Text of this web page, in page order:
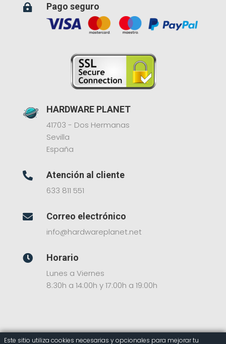
 Pago seguro
HARDWARE PLANET
41703 - Dos Hermanas
Sevilla
España

Atención al cliente
633 811 551

Correo electrónico
info@hardwareplanet.net

Horario
Lunes a Viernes
8:30h a 14:00h y 17:00h a 19:00h
Este sitio utiliza cookies necesarias y opcionales para mejorar tu